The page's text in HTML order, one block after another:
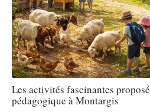
Les activités fascinantes
pédagogique à Montargis